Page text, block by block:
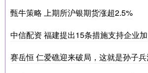
甄牛策略 上期所沪银期货涨超2.5%
中信配资 福建提出15条措施支持企业
赛岳恒 仁爱礁迎来破局，这就是孙子